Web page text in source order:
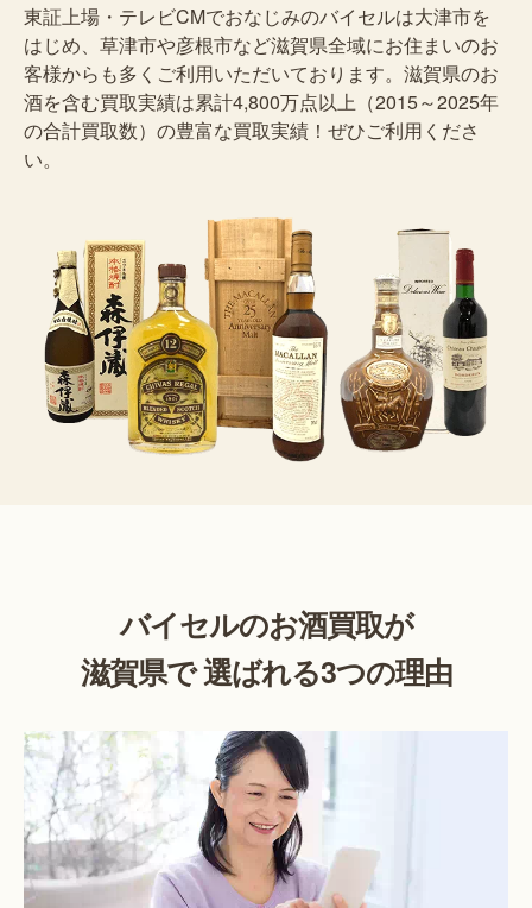
東証上場・テレビCMでおなじみのバイセルは大津市を
はじめ、草津市や彦根市など滋賀県全域にお住まいのお
客様からも多くご利用いただいております。滋賀県のお
酒を含む買取実績は累計4,800万点以上（2015～2025年
の合計買取数）の豊富な買取実績！ぜひご利用くださ
い。
バイセルのお酒買取が
滋賀県で 選ばれる3つの理由